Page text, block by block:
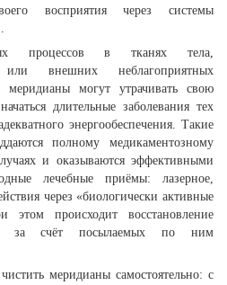
восприятия через системы
процессов в тканях тела,
или внешних неблагоприятных
меридианы могут утрачивать свою
длительные заболевания тех
энергообеспечения. Такие
полному медикаментозному
и оказываются эффективными
лечебные приёмы: лазерное,
через «биологически активные
этом происходит восстановление
за счёт посылаемых по ним
меридианы самостоятельно: с